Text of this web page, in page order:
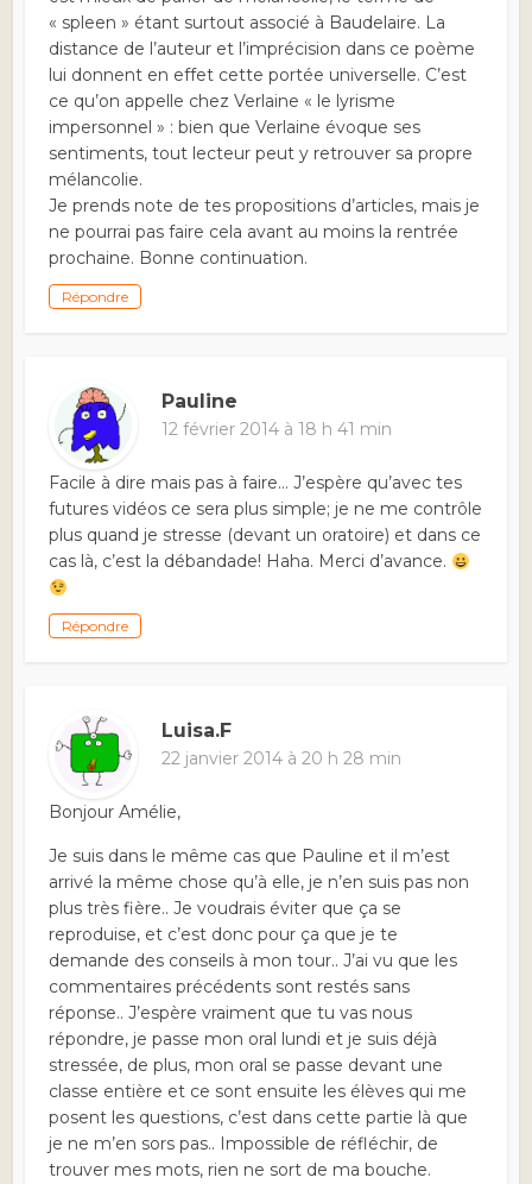
« spleen » étant surtout associé à Baudelaire. La
distance de l’auteur et l’imprécision dans ce poème
lui donnent en effet cette portée universelle. C’est
ce qu’on appelle chez Verlaine « le lyrisme
impersonnel » : bien que Verlaine évoque ses
sentiments, tout lecteur peut y retrouver sa propre
mélancolie.
Je prends note de tes propositions d’articles, mais je
ne pourrai pas faire cela avant au moins la rentrée
prochaine. Bonne continuation.
Répondre
Pauline
12 février 2014 à 18 h 41 min
Facile à dire mais pas à faire… J’espère qu’avec tes
futures vidéos ce sera plus simple; je ne me contrôle
plus quand je stresse (devant un oratoire) et dans ce
cas là, c’est la débandade! Haha. Merci d’avance.
Répondre
Luisa.F
22 janvier 2014 à 20 h 28 min
Bonjour Amélie,
Je suis dans le même cas que Pauline et il m’est
arrivé la même chose qu’à elle, je n’en suis pas non
plus très fière.. Je voudrais éviter que ça se
reproduise, et c’est donc pour ça que je te
demande des conseils à mon tour.. J’ai vu que les
commentaires précédents sont restés sans
réponse.. J’espère vraiment que tu vas nous
répondre, je passe mon oral lundi et je suis déjà
stressée, de plus, mon oral se passe devant une
classe entière et ce sont ensuite les élèves qui me
posent les questions, c’est dans cette partie là que
je ne m’en sors pas.. Impossible de réfléchir, de
trouver mes mots, rien ne sort de ma bouche.